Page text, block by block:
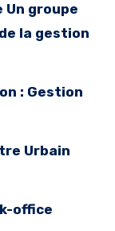
groupe
la gestion
: Gestion
Urbain
office